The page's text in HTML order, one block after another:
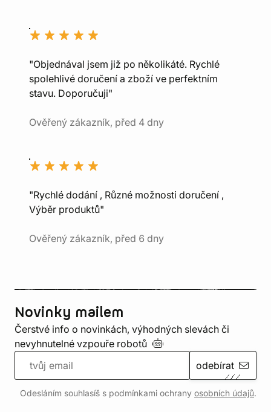
"Objednával jsem již po několikáté. Rychlé
spolehlivé doručení a zboží ve perfektním
stavu. Doporučuji"
Ověřený zákazník, před 4 dny
"Rychlé dodání , Různé možnosti doručení ,
Výběr produktů"
Ověřený zákazník, před 6 dny
Novinky mailem
Čerstvé info o novinkách, výhodných slevách či
nevyhnutelné vzpouře robotů
odebírat
Odesláním souhlasíš s podmínkami ochrany osobních údajů.